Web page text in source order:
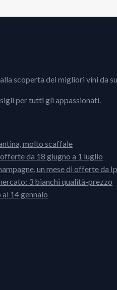
scoperta dei migliori vini da
per tutti gli appassionati.
molto scaffale
da 18 giugno a 1 luglio
un mese di offerte da
3 bianchi qualità-prezzo
14 gennaio